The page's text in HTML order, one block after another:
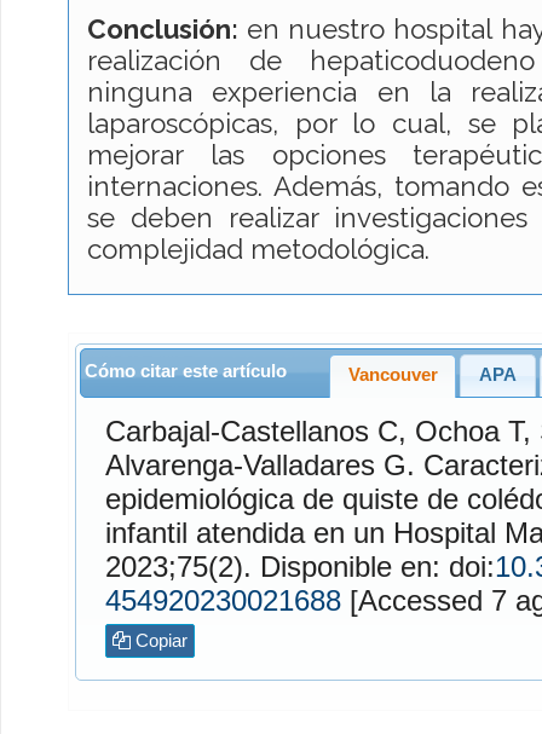
Conclusión: en nuestro hospital
realización de
ninguna experiencia en la
laparoscópicas, por lo cual, se
mejorar las opciones
internaciones. Además, tomando
se deben realizar
complejidad metodológica.
Cómo citar este artículo Vancouver APA
Carbajal-CastellanosC, OchoaT,
Alvarenga-ValladaresG. Caracterización clínica -
epidemiológica de quiste de
infantil atendida en un Hospital
2023;75(2). Disponible en: doi:
454920230021688
Copiar